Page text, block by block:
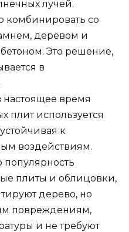
лучей.
со
деревом и
Это решение,
в
время
плит используется
к
воздействиям.
популярность
плиты и облицовки,
дерево, но
повреждениям,
и не требуют